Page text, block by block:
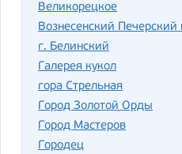
Великорецкое
Вознесенский
г. Белинский
Галерея кукол
гора Стрельная
Город Золотой Орды
Город Мастеров
Городец